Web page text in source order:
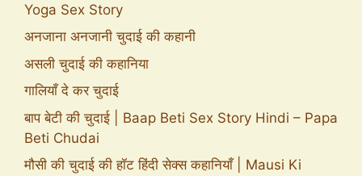
Yoga Sex Story
अनजाना अनजानी चुदाई की कहानी
असली चुदाई की कहानिया
गालियाँ दे कर चुदाई
बाप बेटी की चुदाई | Baap Beti Sex Story Hindi – Papa
Beti Chudai
मौसी की चुदाई की हॉट हिंदी सेक्स कहानियाँ | Mausi Ki